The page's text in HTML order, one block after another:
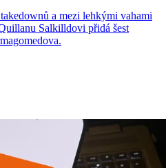
a mezi lehkými vahami
Salkilldovi přidá šest